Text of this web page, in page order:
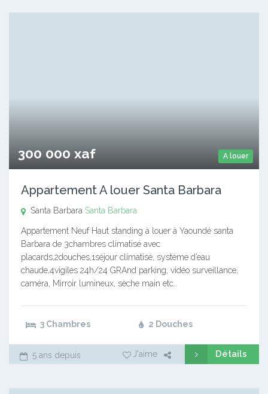
A louer
300 000 xaf
Appartement A louer Santa Barbara
Santa Barbara Santa Barbara
Appartement Neuf Haut standing à louer à Yaoundé santa
Barbara de 3chambres climatisé avec
placards,2douches,1séjour climatisé, système d’eau
chaude,4vigiles 24h/24 GRAnd parking, vidéo surveillance,
caméra, Mirroir lumineux, sèche main etc..
3 Chambres 2 Douches
5 ans depuis J'aime Détails